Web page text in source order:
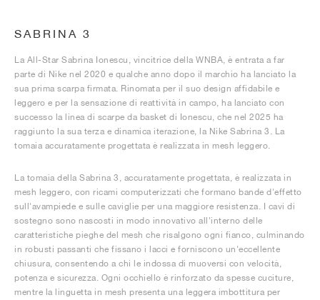
SABRINA 3
La All-Star Sabrina Ionescu, vincitrice della WNBA, è entrata a far
parte di Nike nel 2020 e qualche anno dopo il marchio ha lanciato la
sua prima scarpa firmata. Rinomata per il suo design affidabile e
leggero e per la sensazione di reattività in campo, ha lanciato con
successo la linea di scarpe da basket di Ionescu, che nel 2025 ha
raggiunto la sua terza e dinamica iterazione, la Nike Sabrina 3. La
tomaia accuratamente progettata è realizzata in mesh leggero.
La tomaia della Sabrina 3, accuratamente progettata, è realizzata in
mesh leggero, con ricami computerizzati che formano bande d'effetto
sull'avampiede e sulle caviglie per una maggiore resistenza. I cavi di
sostegno sono nascosti in modo innovativo all'interno delle
caratteristiche pieghe del mesh che risalgono ogni fianco, culminando
in robusti passanti che fissano i lacci e forniscono un'eccellente
chiusura, consentendo a chi le indossa di muoversi con velocità,
potenza e sicurezza. Ogni occhiello è rinforzato da spesse cuciture,
mentre la linguetta in mesh presenta una leggera imbottitura per